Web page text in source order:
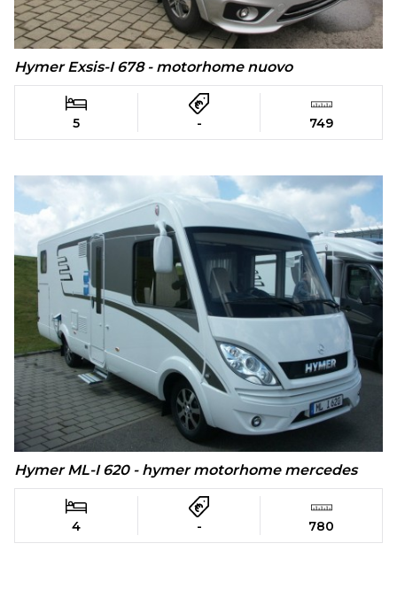
Hymer Exsis-I 678 - motorhome nuovo
5 - 749
Hymer ML-I 620 - hymer motorhome mercedes
4 - 780